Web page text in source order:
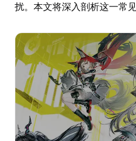
扰。本文将深入剖析这一常